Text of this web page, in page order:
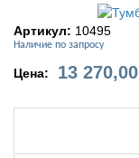
Артикул: 10495
Наличие по запросу
Цена: 13 270,00